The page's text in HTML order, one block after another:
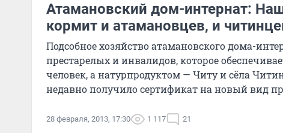
Атамановский дом-интернат:
кормит и атамановцев, и
Подсобное хозяйство атамановского дома-
престарелых и инвалидов, которое
человек, а натурпродуктом — Читу и сёла
недавно получило сертификат на новый вид
28 февраля, 2013, 17:30 1 117 21